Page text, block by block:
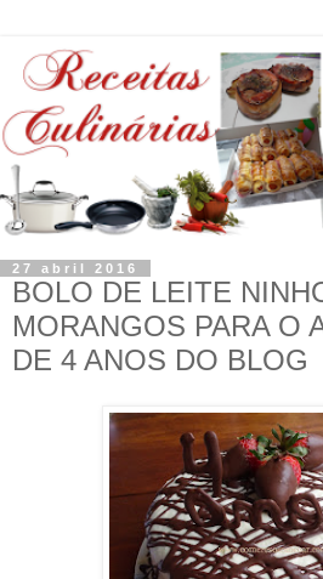
27 abril 2016
BOLO DE LEITE
MORANGOS PARA O
DE 4 ANOS DO BLOG